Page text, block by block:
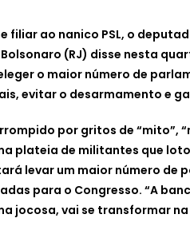
filiar ao nanico PSL, o
(RJ) disse nesta
o maior número de
evitar o desarmamento e
por gritos de “mito”,
plateia de militantes que
levar um maior número de
para o Congresso. “A
jocosa, vai se transformar